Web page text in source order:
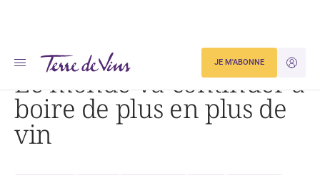
JE
JE M'ABONNE
Accueil Le monde va continuer à boire de plus en plus de vin
Le monde va continuer à
boire de plus en plus de
vin